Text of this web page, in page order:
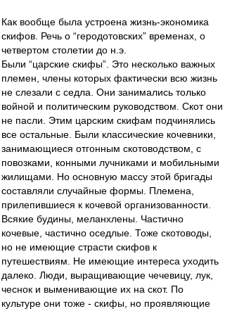
Как вообще была устроена жизнь-экономика
скифов. Речь о “геродотовских” временах, о
четвертом столетии до н.э.
Были “царские скифы”. Это несколько важных
племен, члены которых фактически всю жизнь
не слезали с седла. Они занимались только
войной и политическим руководством. Скот они
не пасли. Этим царским скифам подчинялись
все остальные. Были классические кочевники,
занимающиеся отгонным скотоводством, с
повозками, конными лучниками и мобильными
жилищами. Но основную массу этой бригады
составляли случайные формы. Племена,
прилепившиеся к кочевой организованности.
Всякие будины, меланхлены. Частично
кочевые, частично оседлые. Тоже скотоводы,
но не имеющие страсти скифов к
путешествиям. Не имеющие интереса уходить
далеко. Люди, выращивающие чечевицу, лук,
чеснок и выменивающие их на скот. По
культуре они тоже - скифы, но проявляющие